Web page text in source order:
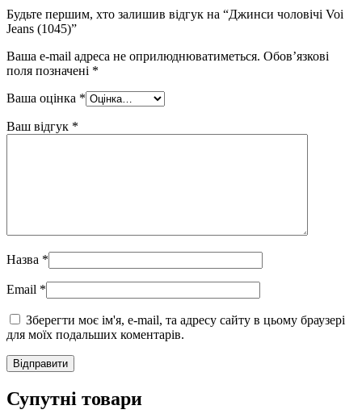
Будьте першим, хто залишив відгук на “Джинси чоловічі Voi
Jeans (1045)”
Ваша e-mail адреса не оприлюднюватиметься. Обов’язкові
поля позначені *
Ваша оцінка *
Ваш відгук *
Назва *
Email *
Зберегти моє ім'я, e-mail, та адресу сайту в цьому браузері
для моїх подальших коментарів.
Супутні товари